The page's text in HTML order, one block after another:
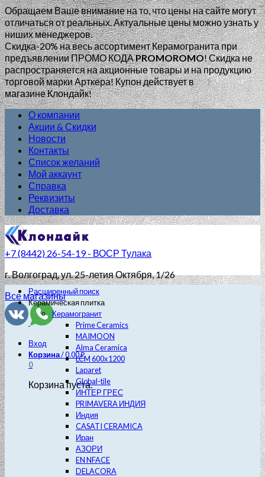
Обращаем Ваше внимание на то, что цены на сайте могут
отличаться от реальных. Актуальные цены можно узнать у
ниших менеджеров.
Скидка-20% на весь ассортимент Керамогранита при
предъявлении ПРОМО КОДАPROMOROMO!Скидка не
распространяется на акционные товары и на продукцию
торговой марки Арткера! Купон действует в
магазине Клондайк!
О компании
Акции & Скидки
Новости
Контакты
Список желаний
Мой аккаунт
Справка
Реквизиты
Доставка
+7 (8442) 26-54-19 - ВОСР Тулака
г. Волгоград, ул. 25-летия Октября, 1/26
Все магазины
Вход
Корзина/0.00₽
0
Корзина пуста.
Расширенный поиск
Керамическая плитка
Керамогранит
Prime Ceramics
MAIMOON
Alma Ceramica
LCM 600х1200
Laparet
Global-tile
ИНТЕР ГРЕС
PRIMAVERA ИНДИЯ
Индия
CASATI CERAMICA
Иран
АЗОРИ
EN NFACE
DELACORA